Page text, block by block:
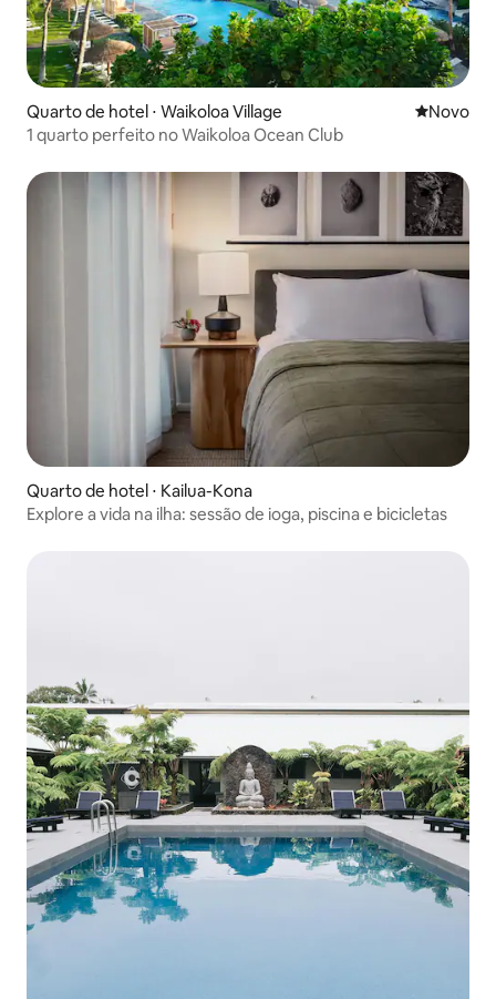
Quarto de hotel ⋅ Waikoloa Village Novo
Novo
1 quarto perfeito no Waikoloa Ocean Club
Quarto de hotel ⋅ Kailua-Kona
Explore a vida na ilha: sessão de ioga, piscina e bicicletas